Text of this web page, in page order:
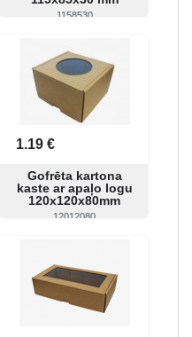
1158530
1.19 €
Gofrēta kartona
kaste ar apaļo logu
120x120x80mm
12012080